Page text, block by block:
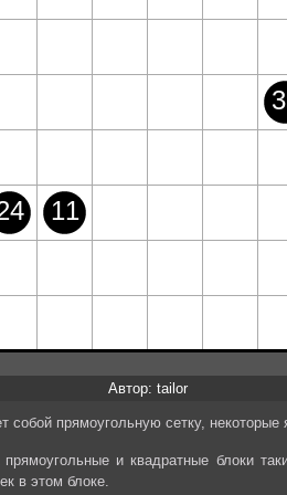
Автор: tailor
собой прямоугольную сетку,
и квадратные блоки
в этом блоке.